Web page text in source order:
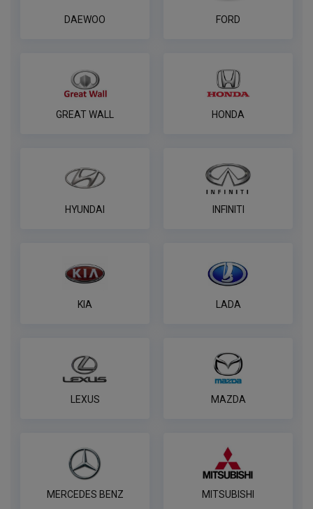
DAEWOO FORD
GREAT WALL HONDA
HYUNDAI INFINITI
KIA LADA
LEXUS MAZDA
MERCEDES BENZ MITSUBISHI